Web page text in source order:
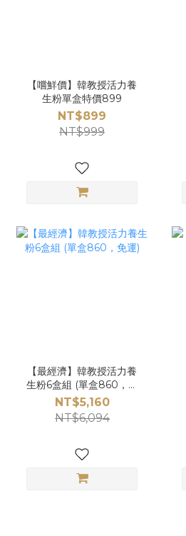
【嚐鮮價】韓教授活力養
生粉單盒特價899
NT$899
NT$999
【最經濟】韓教授活力養
生粉6盒組 (單盒860，免
運)
NT$5,160
NT$6,094